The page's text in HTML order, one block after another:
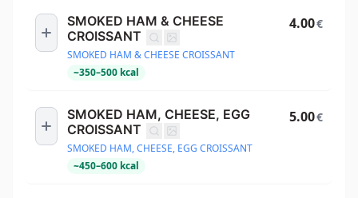
SMOKED HAM & CHEESE
CROISSANT
SMOKED HAM & CHEESE CROISSANT
~350–500 kcal
4.00€
SMOKED HAM, CHEESE, EGG
CROISSANT
SMOKED HAM, CHEESE, EGG CROISSANT
~450–600 kcal
5.00€